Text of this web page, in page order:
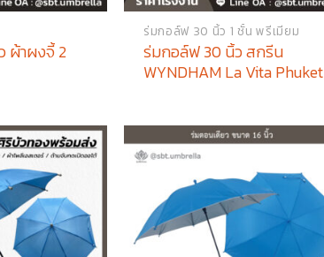
ผ้าผงจี้ 2
ร่มกอล์ฟ 30 นิ้ว 1 ชั้น พรีเมียม
ร่มกอล์ฟ 30 นิ้ว สกรีน
WYNDHAM La Vita Phuket